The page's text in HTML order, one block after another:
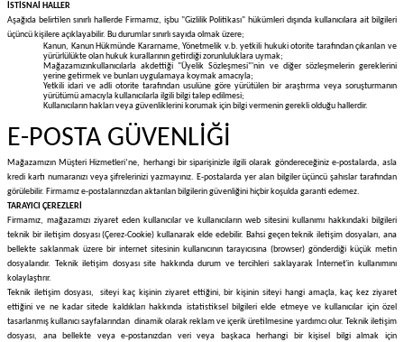
İSTİSNAİ HALLER
Aşağıda belirtilen sınırlı hallerde Firmamız, işbu "Gizlilik Politikası" hükümleri dışında kullanıcılara ait bilgileri
üçüncü kişilere açıklayabilir. Bu durumlar sınırlı sayıda olmak üzere;
Kanun, Kanun Hükmünde Kararname, Yönetmelik v.b. yetkili hukuki otorite tarafından çıkarılan ve
yürürlülükte olan hukuk kurallarının getirdiği zorunluluklara uymak;
Mağazamızınkullanıcılarla akdettiği "Üyelik Sözleşmesi"'nin ve diğer sözleşmelerin gereklerini
yerine getirmek ve bunları uygulamaya koymak amacıyla;
Yetkili idari ve adli otorite tarafından usulüne göre yürütülen bir araştırma veya soruşturmanın
yürütümü amacıyla kullanıcılarla ilgili bilgi talep edilmesi;
Kullanıcıların hakları veya güvenliklerini korumak için bilgi vermenin gerekli olduğu hallerdir.
E-POSTA GÜVENLİĞİ
Mağazamızın Müşteri Hizmetleri’ne, herhangi bir siparişinizle ilgili olarak göndereceğiniz e-postalarda, asla
kredi kartı numaranızı veya şifrelerinizi yazmayınız. E-postalarda yer alan bilgiler üçüncü şahıslar tarafından
görülebilir. Firmamız e-postalarınızdan aktarılan bilgilerin güvenliğini hiçbir koşulda garanti edemez.
TARAYICI ÇEREZLERİ
Firmamız, mağazamızı ziyaret eden kullanıcılar ve kullanıcıların web sitesini kullanımı hakkındaki bilgileri
teknik bir iletişim dosyası (Çerez-Cookie) kullanarak elde edebilir. Bahsi geçen teknik iletişim dosyaları, ana
bellekte saklanmak üzere bir internet sitesinin kullanıcının tarayıcısına (browser) gönderdiği küçük metin
dosyalarıdır. Teknik iletişim dosyası site hakkında durum ve tercihleri saklayarak İnternet'in kullanımını
kolaylaştırır.
Teknik iletişim dosyası, siteyi kaç kişinin ziyaret ettiğini, bir kişinin siteyi hangi amaçla, kaç kez ziyaret
ettiğini ve ne kadar sitede kaldıkları hakkında istatistiksel bilgileri elde etmeye ve kullanıcılar için özel
tasarlanmış kullanıcı sayfalarından dinamik olarak reklam ve içerik üretilmesine yardımcı olur. Teknik iletişim
dosyası, ana bellekte veya e-postanızdan veri veya başkaca herhangi bir kişisel bilgi almak için